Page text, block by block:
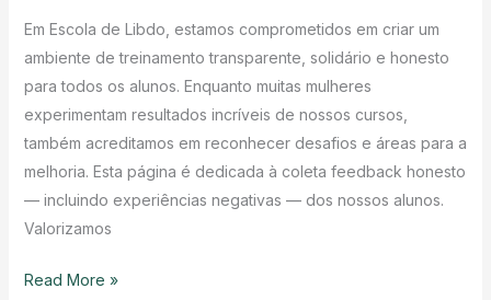
Em Escola de Libdo, estamos comprometidos em criar um
ambiente de treinamento transparente, solidário e honesto
para todos os alunos. Enquanto muitas mulheres
experimentam resultados incríveis de nossos cursos,
também acreditamos em reconhecer desafios e áreas para a
melhoria. Esta página é dedicada à coleta feedback honesto
— incluindo experiências negativas — dos nossos alunos.
Valorizamos
IntimFlex
Read More »